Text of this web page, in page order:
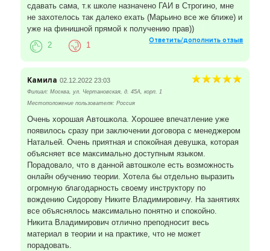
сдавать сама, т.к школе назначено ГАИ в Строгино, мне
не захотелось так далеко ехать (Марьино все же ближе) и
уже на финишной прямой к получению прав))
Ответить/дополнить отзыв
2 1
Камила 02.12.2022 23:03
Филиал: Москва, ул. Чертановская, д. 45А, корп. 1
Местоположение пользователя: Россия
Очень хорошая Автошкола. Хорошее впечатление уже
появилось сразу при заключении договора с менеджером
Натальей. Очень приятная и спокойная девушка, которая
объясняет все максимально доступным языком.
Порадовало, что в данной автошколе есть возможность
онлайн обучению теории. Хотела бы отдельно выразить
огромную благодарность своему инструктору по
вождению Сидорову Никите Владимировичу. На занятиях
все объяснялось максимально понятно и спокойно.
Никита Владимирович отлично преподносит весь
материал в теории и на практике, что не может
порадовать.